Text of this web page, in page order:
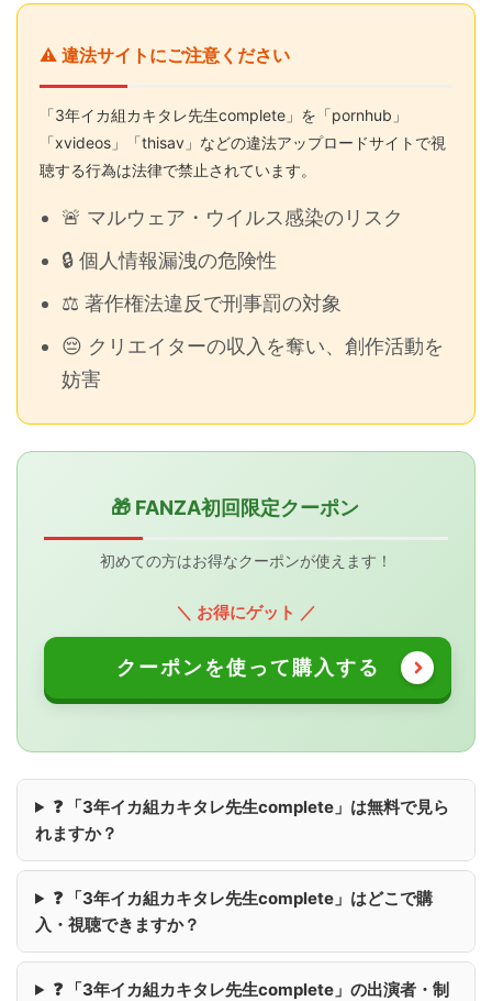
⚠️ 違法サイトにご注意ください
「3年イカ組カキタレ先生complete」を「pornhub」
「xvideos」「thisav」などの違法アップロードサイトで視
聴する行為は法律で禁止されています。
🚨 マルウェア・ウイルス感染のリスク
🔒 個人情報漏洩の危険性
⚖️ 著作権法違反で刑事罰の対象
😔 クリエイターの収入を奪い、創作活動を
妨害
🎁 FANZA初回限定クーポン
初めての方はお得なクーポンが使えます！
＼ お得にゲット ／
クーポンを使って購入する
❓ 「3年イカ組カキタレ先生complete」は無料で見ら
れますか？
❓ 「3年イカ組カキタレ先生complete」はどこで購
入・視聴できますか？
❓ 「3年イカ組カキタレ先生complete」の出演者・制